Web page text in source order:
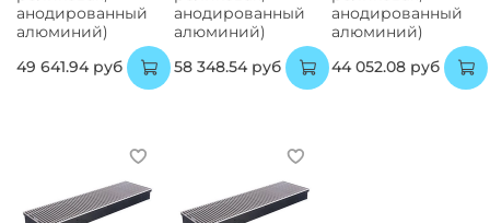
анодированный
алюминий)
49 641.94 руб
анодированный
алюминий)
58 348.54 руб
анодированный
алюминий)
44 052.08 руб